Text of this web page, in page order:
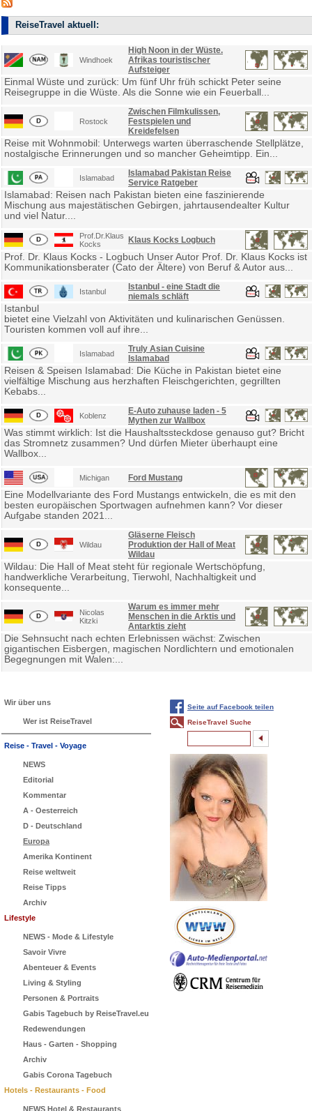
ReiseTravel aktuell:
Windhoek
High Noon in der Wüste.
Afrikas touristischer
Aufsteiger
Einmal Wüste und zurück: Um fünf Uhr früh schickt Peter seine
Reisegruppe in die Wüste. Als die Sonne wie ein Feuerball...
Rostock
Zwischen Filmkulissen,
Festspielen und
Kreidefelsen
Reise mit Wohnmobil: Unterwegs warten überraschende Stellplätze,
nostalgische Erinnerungen und so mancher Geheimtipp. Ein...
Islamabad
Islamabad Pakistan Reise
Service Ratgeber
Islamabad: Reisen nach Pakistan bieten eine faszinierende
Mischung aus majestätischen Gebirgen, jahrtausendealter Kultur
und viel Natur....
Prof.Dr.Klaus
Kocks
Klaus Kocks Logbuch
Prof. Dr. Klaus Kocks - Logbuch Unser Autor Prof. Dr. Klaus Kocks ist
Kommunikationsberater (Cato der Ältere) von Beruf & Autor aus...
Istanbul
Istanbul - eine Stadt die
niemals schläft
Istanbul
bietet eine Vielzahl von Aktivitäten und kulinarischen Genüssen.
Touristen kommen voll auf ihre...
Islamabad
Truly Asian Cuisine
Islamabad
Reisen & Speisen Islamabad: Die Küche in Pakistan bietet eine
vielfältige Mischung aus herzhaften Fleischgerichten, gegrillten
Kebabs...
Koblenz
E-Auto zuhause laden - 5
Mythen zur Wallbox
Was stimmt wirklich: Ist die Haushaltssteckdose genauso gut? Bricht
das Stromnetz zusammen? Und dürfen Mieter überhaupt eine
Wallbox...
Michigan Ford Mustang
Eine Modellvariante des Ford Mustangs entwickeln, die es mit den
besten europäischen Sportwagen aufnehmen kann? Vor dieser
Aufgabe standen 2021...
Wildau
Gläserne Fleisch
Produktion der Hall of Meat
Wildau
Wildau: Die Hall of Meat steht für regionale Wertschöpfung,
handwerkliche Verarbeitung, Tierwohl, Nachhaltigkeit und
konsequente...
Nicolas
Kitzki
Warum es immer mehr
Menschen in die Arktis und
Antarktis zieht
Die Sehnsucht nach echten Erlebnissen wächst: Zwischen
gigantischen Eisbergen, magischen Nordlichtern und emotionalen
Begegnungen mit Walen:...
Wir über uns
Wer ist ReiseTravel
Reise - Travel - Voyage
NEWS
Editorial
Kommentar
A - Oesterreich
D - Deutschland
Europa
Amerika Kontinent
Reise weltweit
Reise Tipps
Archiv
Lifestyle
NEWS - Mode & Lifestyle
Savoir Vivre
Abenteuer & Events
Living & Styling
Personen & Portraits
Gabis Tagebuch by ReiseTravel.eu
Redewendungen
Haus - Garten - Shopping
Archiv
Gabis Corona Tagebuch
Hotels - Restaurants - Food
NEWS Hotel & Restaurants
Seite auf Facebook teilen
ReiseTravel Suche